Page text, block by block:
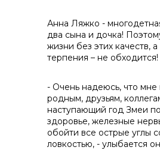
Анна Ляжко -
два сына и дочка!
жизни без этих качеств,
терпения – не обходится!
- Очень надеюсь, что
родным, друзьям,
наступающий год Змеи
здоровье, железные
обойти все острые углы
ловкостью, - улыбается